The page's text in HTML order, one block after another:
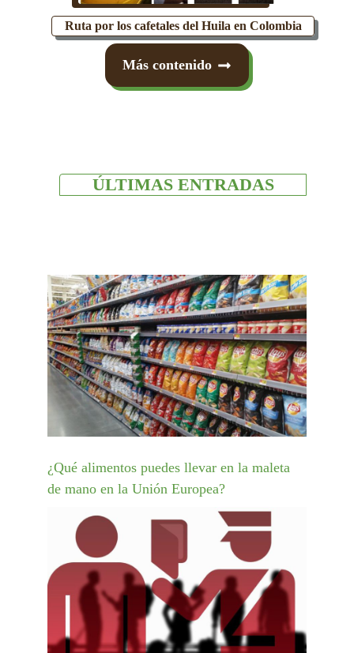
Ruta por los cafetales del Huila en Colombia
Más contenido
ÚLTIMAS ENTRADAS
¿Qué alimentos puedes llevar en la maleta
de mano en la Unión Europea?